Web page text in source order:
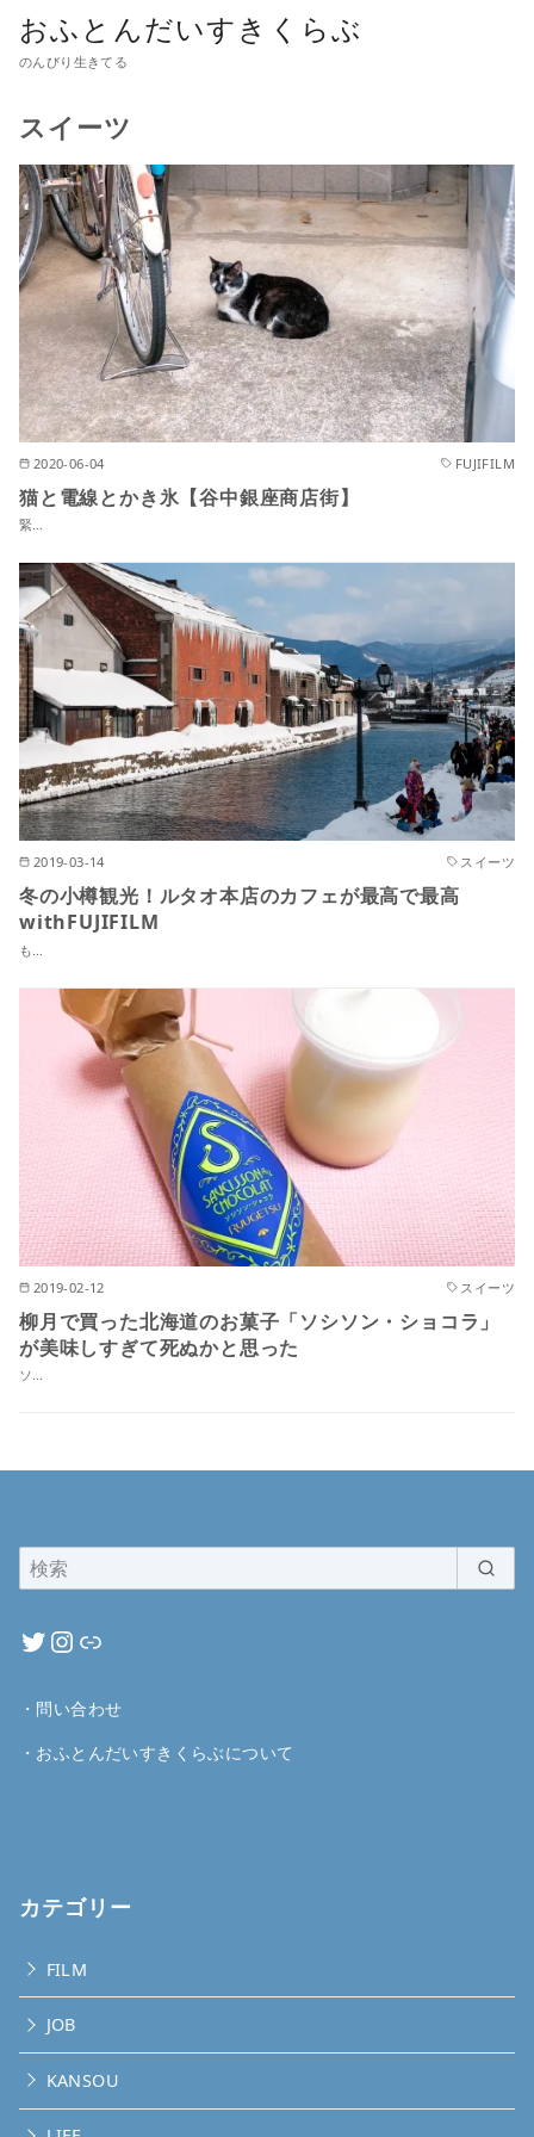
おふとんだいすきくらぶ
のんびり生きてる
スイーツ
2020-06-04 FUJIFILM
猫と電線とかき氷【谷中銀座商店街】
緊…
2019-03-14 スイーツ
冬の小樽観光！ルタオ本店のカフェが最高で最高
withFUJIFILM
も…
2019-02-12 スイーツ
柳月で買った北海道のお菓子「ソシソン・ショコラ」
が美味しすぎて死ぬかと思った
ソ…
・ 問い合わせ
・ おふとんだいすきくらぶについて
カテゴリー
FILM
JOB
KANSOU